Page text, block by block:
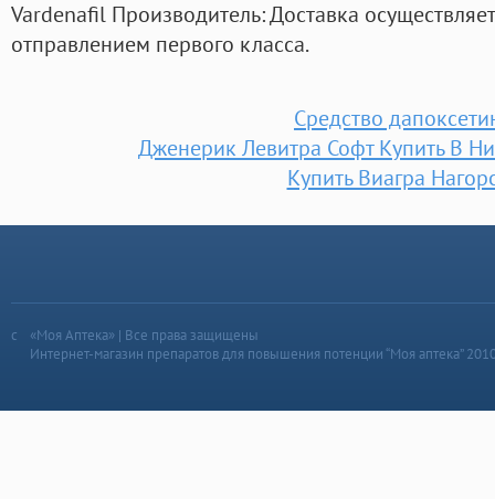
Vardenafil Производитель: Доставка
отправлением первого класса.
Средство
Дженерик Левитра Софт Купить В
Купить Виагра
«Моя Аптека» | Все права защищены
Интернет-магазин препаратов для повышения потенции “Моя аптека”